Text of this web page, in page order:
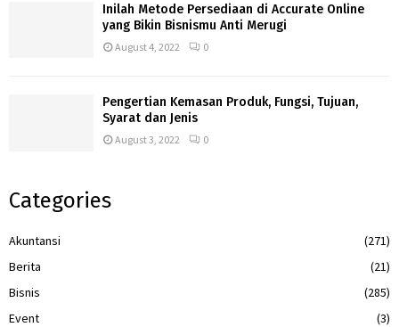
Inilah Metode Persediaan di Accurate Online
yang Bikin Bisnismu Anti Merugi
August 4, 2022 0
Pengertian Kemasan Produk, Fungsi, Tujuan,
Syarat dan Jenis
August 3, 2022 0
Categories
Akuntansi
(271)
Berita
(21)
Bisnis
(285)
Event
(3)